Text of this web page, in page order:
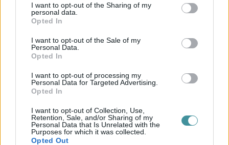
not limited to your visit or usage behaviour. You may click to
grant or deny consent to Google and its third-party tags to
use your data for below specified purposes in below Google
consent section.
I want to opt-out of the Sharing of my
personal data.
Opted In
I want to opt-out of the Sale of my
Personal Data.
Opted In
I want to opt-out of processing my
Personal Data for Targeted Advertising.
Opted In
I want to opt-out of Collection, Use,
Retention, Sale, and/or Sharing of my
Personal Data that Is Unrelated with the
Purposes for which it was collected.
Opted Out